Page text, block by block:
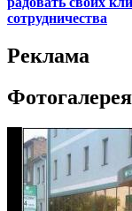
сотрудничества
Реклама
Фотогалерея